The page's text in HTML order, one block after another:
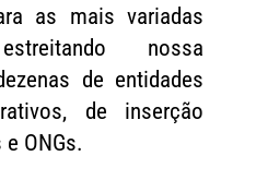
as mais variadas
nossa
de entidades
de inserção
ONGs.